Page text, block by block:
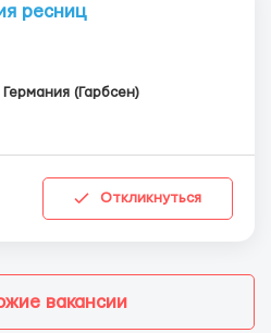
ресниц
Германия (Гарбсен)
Откликнуться
вакансии